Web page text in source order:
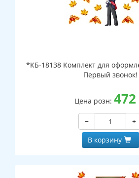
*КБ-18138 Комплект для
Первый звонок!
Цена розн: 472
−
+
В корзину